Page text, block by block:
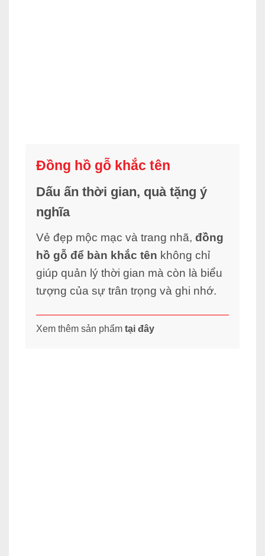
Đồng hồ gỗ khắc tên
Dấu ấn thời gian, quà tặng ý
nghĩa
Vẻ đẹp mộc mạc và trang nhã,đồng
hồ gỗ để bàn khắc tên không chỉ
giúp quản lý thời gian mà còn là biểu
tượng của sự trân trọng và ghi nhớ.
Xem thêm sản phẩm tại đây